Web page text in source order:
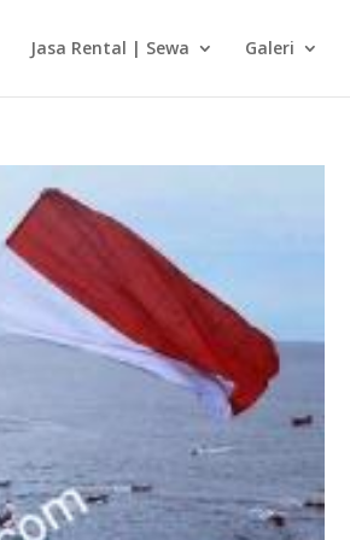
Jasa Rental | Sewa Galeri